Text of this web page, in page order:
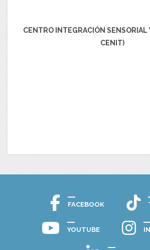
CENTRO INTEGRACIÓN SENSORIAL
CENIT)
FACEBOOK
YOUTUBE